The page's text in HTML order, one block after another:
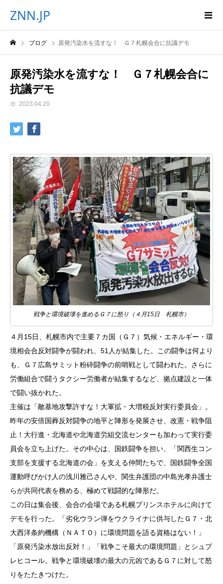
ZNN.JP
ブログ 原発汚染水を流すな！ Ｇ７札幌会合に抗議デモ
原発汚染水を流すな！ Ｇ７札幌会合に
抗議デモ
2023.04.20
戦争と環境破壊を進めるＧ７に怒り（４月15日 札幌市）
４月15日、札幌市内で主要７カ国（Ｇ７）気候・エネルギー・環
境相会合反対闘争が闘われ、51人が結集した。この闘争は何より
も、Ｇ７広島サミット粉砕闘争の前哨戦として闘われた。さらに
労働組合で闘うタクシー労働者が結集するなど、拠点建設と一体
で闘い抜かれた。
主催は「敵基地攻撃許すな！大軍拡・大増税反対実行委員会」。
昨年の安倍国葬反対闘争の地平と陣形を発展させ、改憲・戦争阻
止！大行進・北海道や北海道労組交流センターも加わって実行委
員会を立ち上げた。その中心は、国鉄闘争を担い、「関西生コン
支部を支援する北海道の会」を支える仲間たちで、国鉄闘争全国
運動呼びかけ人の浅川雅己さんや、関生弁護団の中島光孝弁護士
らが共同代表を務める、極めて戦闘的な陣形だ。
この日は集会後、会合の会場である札幌プリンスホテルに向けて
デモを行った。「劣化ウラン弾をウクライナに供与したＧ７・北
大西洋条約機構（ＮＡＴＯ）に環境問題を語る資格はない！」
「原発汚染水放出反対！」「戦争こそ最大の環境問題」とシュプ
レヒコール。戦争と環境破壊の最大の元凶であるＧ７に対して怒
りをたたきつけた。